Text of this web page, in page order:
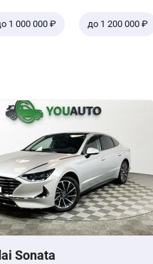
1 000 000 ₽ до 1 200 000 ₽
Sonata